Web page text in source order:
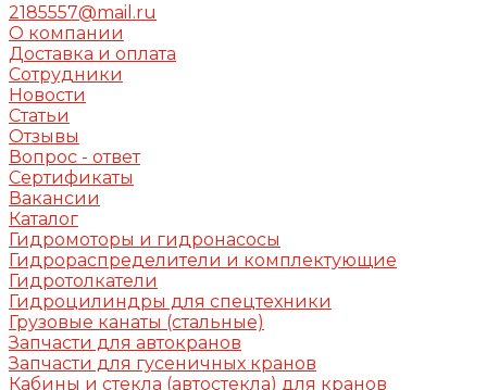
2185557@mail.ru
О компании
Доставка и оплата
Сотрудники
Новости
Статьи
Отзывы
Вопрос - ответ
Сертификаты
Вакансии
Каталог
Гидромоторы и гидронасосы
Гидрораспределители и комплектующие
Гидротолкатели
Гидроцилиндры для спецтехники
Грузовые канаты (стальные)
Запчасти для автокранов
Запчасти для гусеничных кранов
Кабины и стекла (автостекла) для кранов